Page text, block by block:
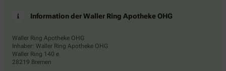
Information der Waller Ring Apotheke OHG
Waller Ring Apotheke OHG
Inhaber: Waller Ring Apotheke OHG
Waller Ring 140 e
28219 Bremen